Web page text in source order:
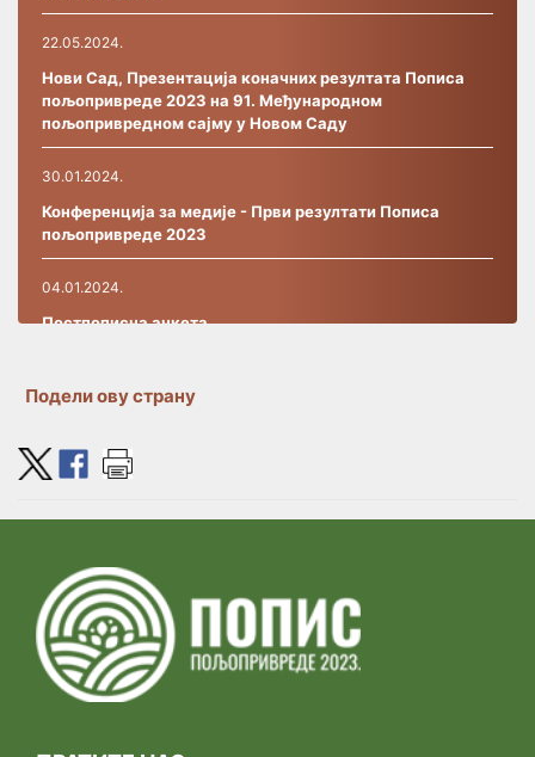
22.05.2024.
Нови Сад, Презентација коначних резултата Пописа
пољопривреде 2023 на 91. Међународном
пољопривредном сајму у Новом Саду
30.01.2024.
Конференција за медије - Први резултати Пописа
пољопривреде 2023
04.01.2024.
Постпописнa анкетa
РАД ИНФО-ЦЕНТРА
19.09.2023.
ПОПИСУ ПОЉОПРИВРЕДЕ 2023
07.09.2023.
Коначна листа кандидата за пописиваче који се
позивају на обуку
01.09.2023.
Подели ову страну